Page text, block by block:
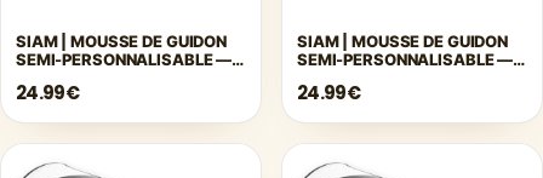
SIAM | MOUSSE DE GUIDON
SEMI-PERSONNALISABLE —
24.99€
SIAM | MOUSSE DE GUIDON
SEMI-PERSONNALISABLE —
24.99€